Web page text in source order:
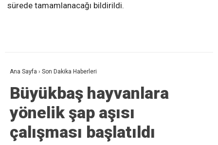
sürede tamamlanacağı bildirildi.
Ana Sayfa › Son Dakika Haberleri
Büyükbaş hayvanlara
yönelik şap aşısı
çalışması başlatıldı